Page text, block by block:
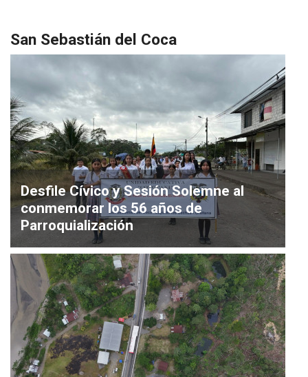
San Sebastián del Coca
Desfile Cívico y Sesión Solemne al
conmemorar los 56 años de
Parroquialización